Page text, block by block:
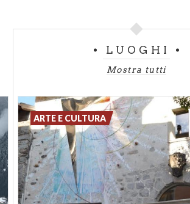
LUOGHI
Mostra tutti
ARTE E CULTURA